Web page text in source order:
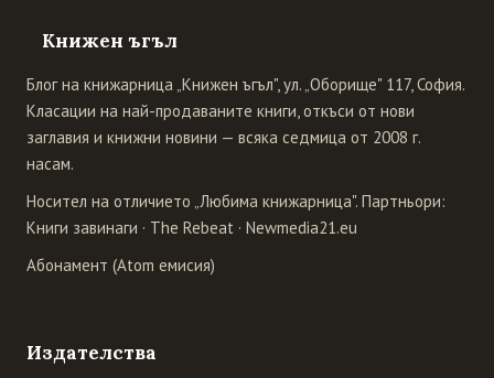
Книжен ъгъл
Блог на книжарница „Книжен ъгъл", ул. „Оборище" 117, София.
Класации на най-продаваните книги, откъси от нови
заглавия и книжни новини — всяка седмица от 2008 г.
насам.
Носител на отличието „Любима книжарница". Партньори:
Книги завинаги · The Rebeat · Newmedia21.eu
Абонамент (Atom емисия)
Издателства